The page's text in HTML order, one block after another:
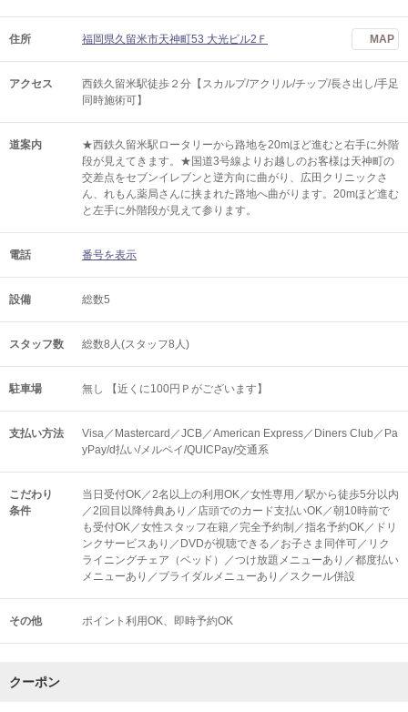
住所 福岡県久留米市天神町53 大光ビル2Ｆ MAP
アクセス
西鉄久留米駅徒歩２分【スカルプ/アクリル/チップ/長さ出し/手足
同時施術可】
道案内
★西鉄久留米駅ロータリーから路地を20mほど進むと右手に外階
段が見えてきます。★国道3号線よりお越しのお客様は天神町の
交差点をセブンイレブンと逆方向に曲がり、広田クリニックさ
ん、れもん薬局さんに挟まれた路地へ曲がります。20mほど進む
と左手に外階段が見えて参ります。
電話 番号を表示
設備 総数5
スタッフ数 総数8人(スタッフ8人)
駐車場 無し 【近くに100円Ｐがございます】
支払い方法
Visa／Mastercard／JCB／American Express／Diners Club／Pa
yPay/d払い/メルペイ/QUICPay/交通系
こだわり
条件
当日受付OK／2名以上の利用OK／女性専用／駅から徒歩5分以内
／2回目以降特典あり／店頭でのカード支払いOK／朝10時前で
も受付OK／女性スタッフ在籍／完全予約制／指名予約OK／ドリ
ンクサービスあり／DVDが視聴できる／お子さま同伴可／リク
ライニングチェア（ベッド）／つけ放題メニューあり／都度払い
メニューあり／ブライダルメニューあり／スクール併設
その他 ポイント利用OK 即時予約OK
クーポン